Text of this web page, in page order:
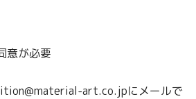
意が必要
art.co.jpにメールで